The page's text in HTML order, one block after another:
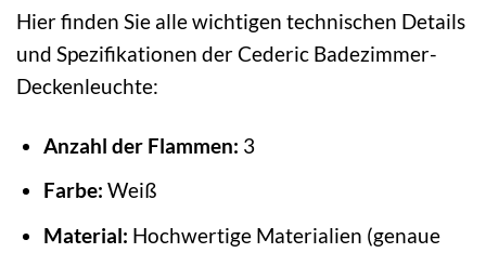
Hier finden Sie alle wichtigen technischen Details
und Spezifikationen der Cederic Badezimmer-
Deckenleuchte:
Anzahl der Flammen: 3
Farbe: Weiß
Material: Hochwertige Materialien (genaue